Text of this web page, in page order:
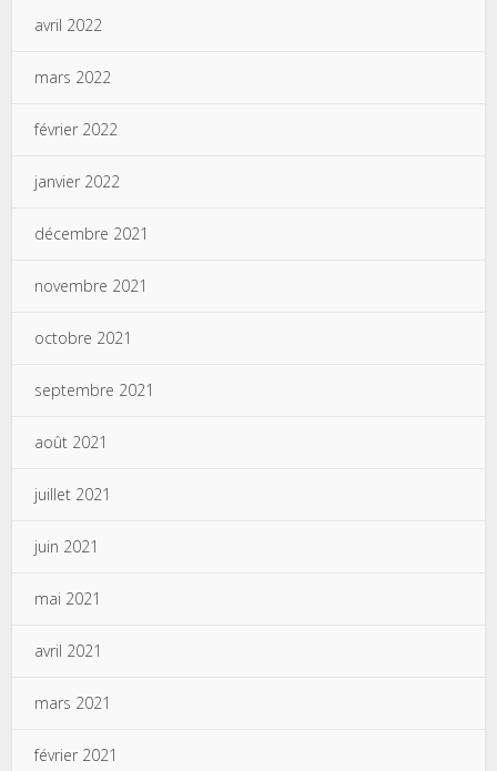
avril 2022
mars 2022
février 2022
janvier 2022
décembre 2021
novembre 2021
octobre 2021
septembre 2021
août 2021
juillet 2021
juin 2021
mai 2021
avril 2021
mars 2021
février 2021